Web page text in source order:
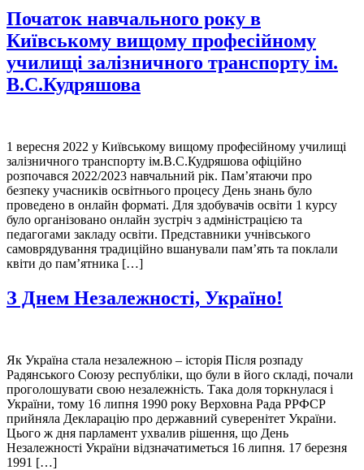
Початок навчального року в
Київському вищому професійному
училищі залізничного транспорту ім.
В.С.Кудряшова
1 вересня 2022 у Київському вищому професійному училищі
залізничного транспорту ім.В.С.Кудряшова офіційно
розпочався 2022/2023 навчальний рік. Пам’ятаючи про
безпеку учасників освітнього процесу День знань було
проведено в онлайн форматі. Для здобувачів освіти 1 курсу
було організовано онлайн зустріч з адміністрацією та
педагогами закладу освіти. Представники учнівського
самоврядування традиційно вшанували пам’ять та поклали
квіти до пам’ятника […]
З Днем Незалежності, Україно!
Як Україна стала незалежною – історія Після розпаду
Радянського Союзу республіки, що були в його складі, почали
проголошувати свою незалежність. Така доля торкнулася і
України, тому 16 липня 1990 року Верховна Рада РРФСР
прийняла Декларацію про державний суверенітет України.
Цього ж дня парламент ухвалив рішення, що День
Незалежності України відзначатиметься 16 липня. 17 березня
1991 […]